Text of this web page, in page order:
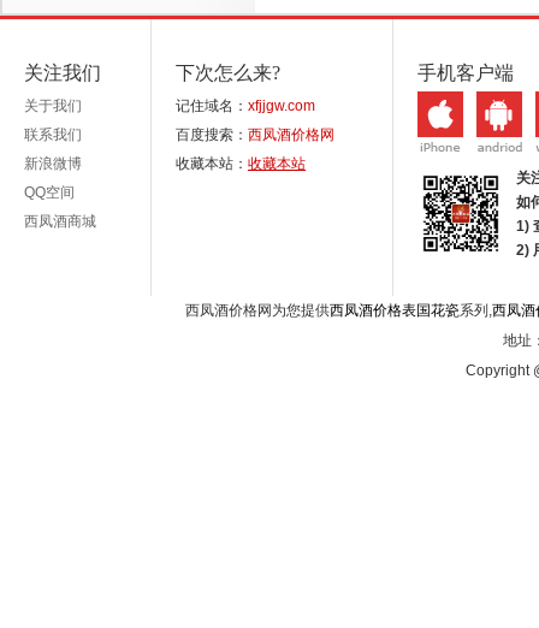
关注我们
关于我们
联系我们
新浪微博
QQ空间
西凤酒商城
下次怎么来?
记住域名： xfjjgw.com
百度搜索： 西凤酒价格网
收藏本站： 收藏本站
手机客户端
关
如
1)
2)
西凤酒价格网为您提供西凤酒价格表国花瓷系列,西凤酒
地址
Copyright